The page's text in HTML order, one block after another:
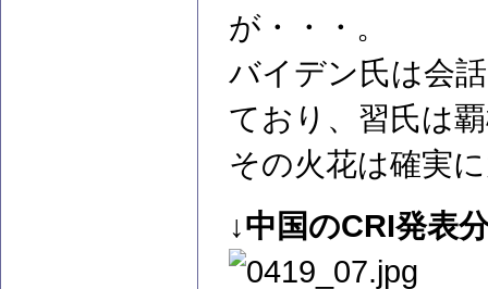
が・・・。
バイデン氏は会
ており、習氏は
その火花は確実
↓中国のCRI発表